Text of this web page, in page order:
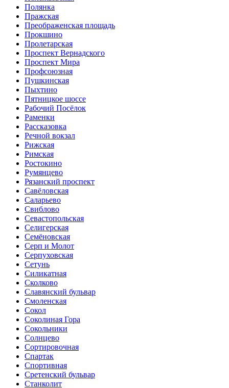
Полянка
Пражская
Преображенская площадь
Прокшино
Пролетарская
Проспект Вернадского
Проспект Мира
Профсоюзная
Пушкинская
Пыхтино
Пятницкое шоссе
Рабочий Посёлок
Раменки
Рассказовка
Речной вокзал
Рижская
Римская
Ростокино
Румянцево
Рязанский проспект
Савёловская
Саларьево
Свиблово
Севастопольская
Селигерская
Семёновская
Серп и Молот
Серпуховская
Сетунь
Силикатная
Сколково
Славянский бульвар
Смоленская
Сокол
Соколиная Гора
Сокольники
Солнцево
Сортировочная
Спартак
Спортивная
Сретенский бульвар
Станколит